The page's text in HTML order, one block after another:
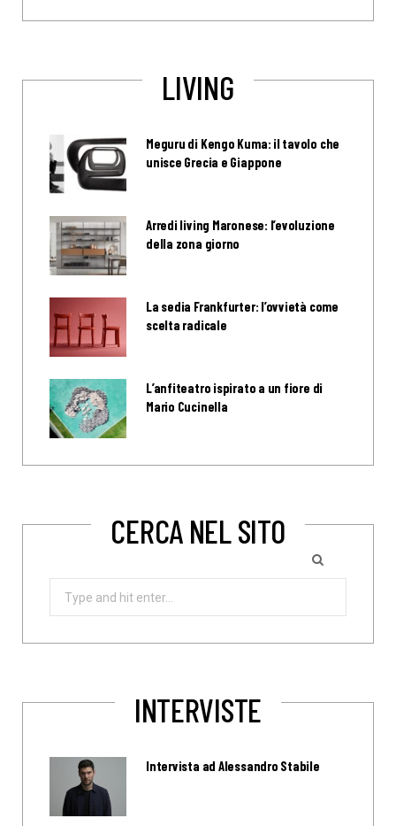
LIVING
Meguru di Kengo Kuma: il tavolo che
unisce Grecia e Giappone
Arredi living Maronese: l’evoluzione
della zona giorno
La sedia Frankfurter: l’ovvietà come
scelta radicale
L’anfiteatro ispirato a un fiore di
Mario Cucinella
CERCA NEL SITO
INTERVISTE
Intervista ad Alessandro Stabile